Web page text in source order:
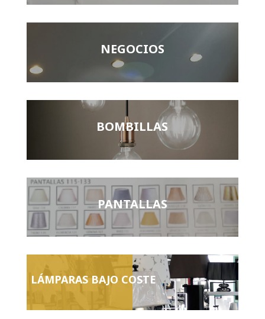
NEGOCIOS
BOMBILLAS
PANTALLAS
LÁMPARAS BAJO COSTE